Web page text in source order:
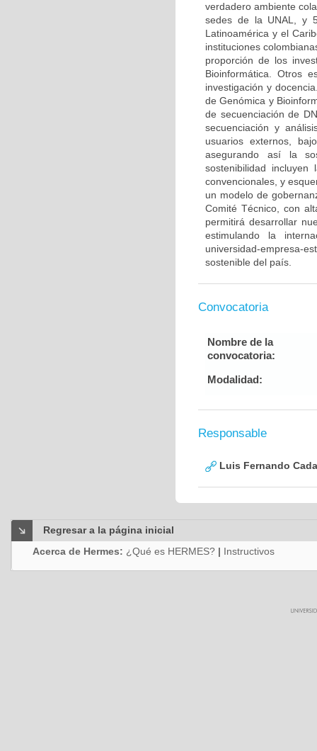
verdadero ambiente
sedes de la UNAL, y
Latinoamérica y el
instituciones
proporción de los
Bioinformática. Otros
investigación y
de Genómica y
de secuenciación de
secuenciación y
usuarios externos,
asegurando así la
sostenibilidad
convencionales, y
un modelo de
Comité Técnico, con
permitirá desarrollar
estimulando la
universidad-empresa-
sostenible del país.
Convocatoria
Nombre de la
convocatoria:
Modalidad:
Responsable
Luis Fernando
Regresar a la página inicial
Acerca de Hermes: ¿Qué es HERMES? | Instructivos